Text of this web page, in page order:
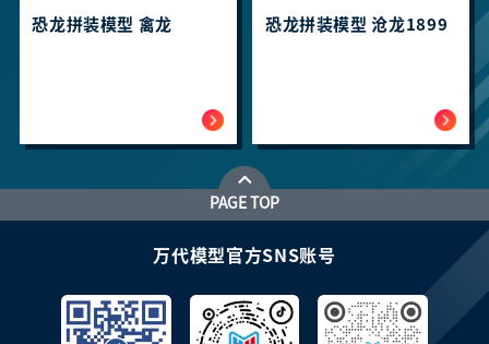
恐龙拼装模型 禽龙 恐龙拼装模型 沧龙1899
PAGE TOP
万代模型官方SNS账号